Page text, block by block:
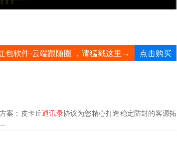
包软件-云端跟随圈 ，请猛戳这里→ 点击购买
案：皮卡丘通讯录协议为您精心打造稳定防封的客源拓